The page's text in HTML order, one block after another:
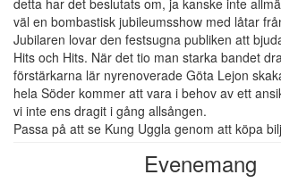
väl en bombastisk jubileumsshow med låtar
Jubilaren lovar den festsugna publiken att
Hits och Hits. När det tio man starka bandet
förstärkarna lär nyrenoverade Göta Lejon
hela Söder kommer att vara i behov av ett
vi inte ens dragit i gång allsången.
Passa på att se Kung Uggla genom att köpa
Evenemang